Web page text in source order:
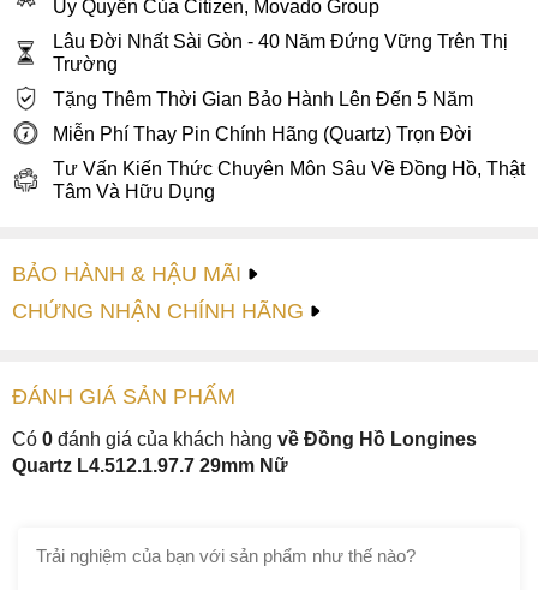
Ủy Quyền Của Citizen, Movado Group
Lâu Đời Nhất Sài Gòn - 40 Năm Đứng Vững Trên Thị
Trường
Tặng Thêm Thời Gian Bảo Hành Lên Đến 5 Năm
Miễn Phí Thay Pin Chính Hãng (Quartz) Trọn Đời
Tư Vấn Kiến Thức Chuyên Môn Sâu Về Đồng Hồ, Thật
Tâm Và Hữu Dụng
BẢO HÀNH & HẬU MÃI
CHỨNG NHẬN CHÍNH HÃNG
ĐÁNH GIÁ SẢN PHẤM
Có 0 đánh giá của khách hàng về Đồng Hồ Longines
Quartz L4.512.1.97.7 29mm Nữ